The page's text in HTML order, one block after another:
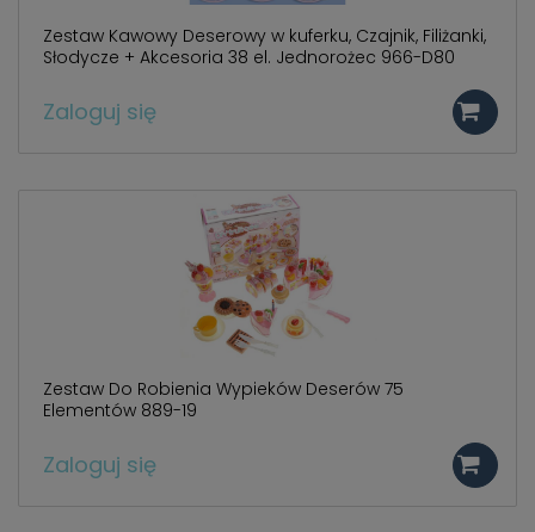
Zestaw Kawowy Deserowy w kuferku, Czajnik, Filiżanki,
Słodycze + Akcesoria 38 el. Jednorożec 966-D80
Zaloguj się
Zestaw Do Robienia Wypieków Deserów 75
Elementów 889-19
Zaloguj się